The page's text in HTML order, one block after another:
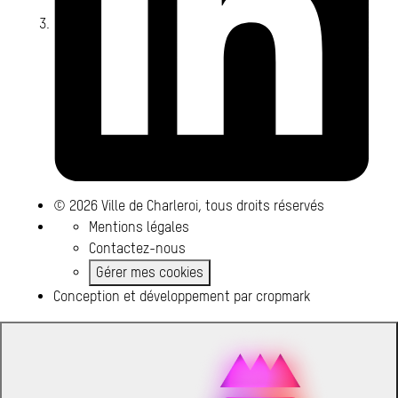
© 2026 Ville de Charleroi, tous droits réservés
Mentions légales
Contactez-nous
Gérer mes cookies
Conception et développement par cropmark